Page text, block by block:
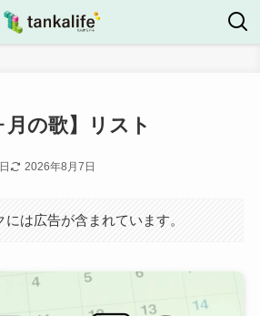
月の歌】リスト
2026年8月7日
は広告が含まれています。